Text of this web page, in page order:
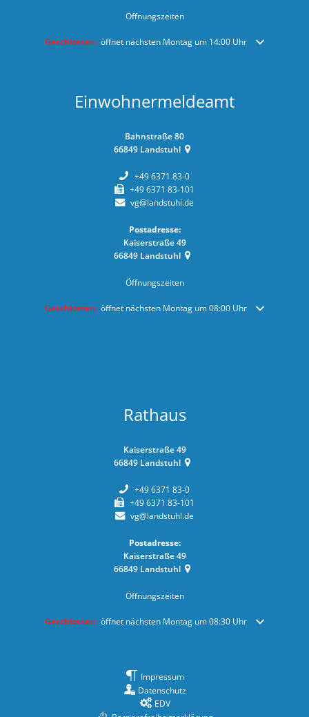
Öffnungszeiten
Klicken, um weitere Öffnungs- oder Schließzeiten auszublenden
Geschlossen: öffnet nächsten Montag um 14:00 Uhr
Einwohnermeldeamt
Bahnstraße 80
66849 Landstuhl
+49 6371 83-0
+49 6371 83-101
vg@landstuhl.de
Postadresse:
Kaiserstraße 49
66849 Landstuhl
Öffnungszeiten
Klicken, um weitere Öffnungs- oder Schließzeiten auszublenden
Geschlossen: öffnet nächsten Montag um 08:00 Uhr
Rathaus
Kaiserstraße 49
66849 Landstuhl
+49 6371 83-0
+49 6371 83-101
vg@landstuhl.de
Postadresse:
Kaiserstraße 49
66849 Landstuhl
Öffnungszeiten
Klicken, um weitere Öffnungs- oder Schließzeiten auszublenden
Geschlossen: öffnet nächsten Montag um 08:30 Uhr
Impressum
Datenschutz
EDV